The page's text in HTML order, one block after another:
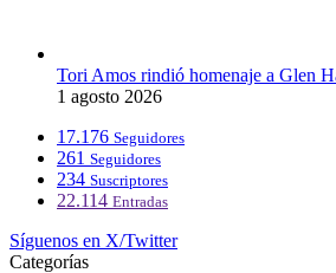
Tori Amos rindió homenaje a Glen
1 agosto 2026
17.176 Seguidores
261 Seguidores
234 Suscriptores
22.114 Entradas
Síguenos en X/Twitter
Categorías